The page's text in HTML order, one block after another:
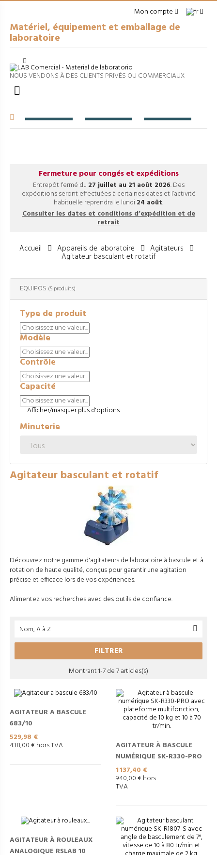
Mon compte
Matériel, équipement et emballage de
laboratoire
Cerrar
arrow_right
MATÉRIEL À USAGE GÉNÉRAL
arrow_right
arrow_right
NOUS VENDONS À DES CLIENTS PRIVÉS OU COMMERCIAUX

Fermeture pour congés et expéditions
Entrepôt fermé du 27 juillet au 21 août 2026. Des
expéditions seront effectuées à certaines dates et l’activité
habituelle reprendra le lundi 24 août.
Consulter les dates et conditions d’expédition et de
retrait
Accueil Appareils de laboratoire Agitateurs
Agitateur basculant et rotatif
EQUIPOS (5 produits)
Type de produit
Modèle
Contrôle
Capacité
Afficher/masquer plus d'options
Minuterie
Agitateur basculant et rotatif
Découvrez notre gamme d'agitateurs de laboratoire à bascule et à
rotation de haute qualité, conçus pour garantir une agitation
précise et efficace lors de vos expériences.
Alimentez vos recherches avec des outils de confiance.
Nom, A à Z 
FILTRER
Montrant 1-7 de 7 articles(s)
AGITATEUR A BASCULE
683/10
Prix
529,98 €
438,00 € hors TVA
AGITATEUR À BASCULE
NUMÉRIQUE SK-R330-PRO
Prix
1 137,40 €
940,00 € hors
TVA
AGITATEUR À ROULEAUX
ANALOGIQUE RSLAB 10